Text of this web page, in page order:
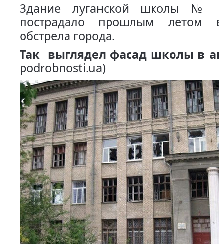
Здание луганской школы №
пострадало прошлым летом
обстрела города.
Так выглядел фасад школы в
podrobnosti.ua)